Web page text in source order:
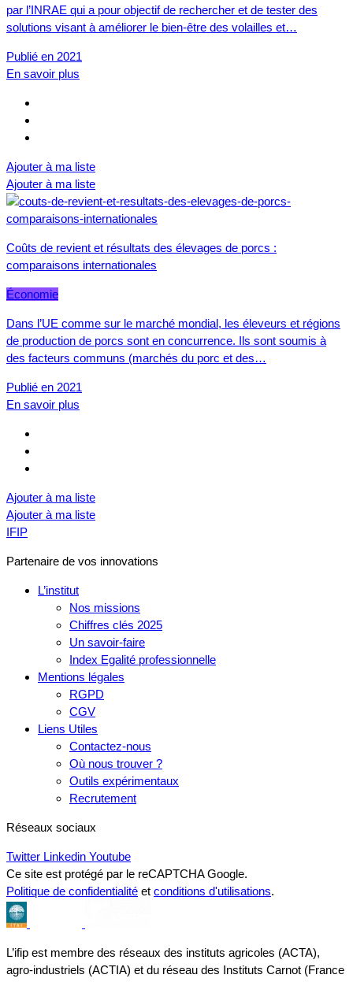
par l’INRAE qui a pour objectif de rechercher et de tester des
solutions visant à améliorer le bien-être des volailles et…
Publié en 2021
En savoir plus
Ajouter à ma liste
Ajouter à ma liste
Coûts de revient et résultats des élevages de porcs :
comparaisons internationales
Économie
Dans l’UE comme sur le marché mondial, les éleveurs et régions
de production de porcs sont en concurrence. Ils sont soumis à
des facteurs communs (marchés du porc et des…
Publié en 2021
En savoir plus
Ajouter à ma liste
Ajouter à ma liste
IFIP
Partenaire de vos innovations
L’institut
Nos missions
Chiffres clés 2025
Un savoir-faire
Index Egalité professionnelle
Mentions légales
RGPD
CGV
Liens Utiles
Contactez-nous
Où nous trouver ?
Outils expérimentaux
Recrutement
Réseaux sociaux
Twitter Linkedin Youtube
Ce site est protégé par le reCAPTCHA Google.
Politique de confidentialité et conditions d'utilisations.
L’ifip est membre des réseaux des instituts agricoles (ACTA),
agro-industriels (ACTIA) et du réseau des Instituts Carnot (France